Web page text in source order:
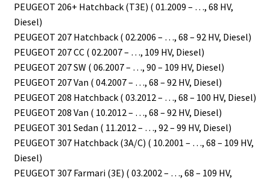
PEUGEOT 206+ Hatchback (T3E) ( 01.2009 – …, 68 HV,
Diesel)
PEUGEOT 207 Hatchback ( 02.2006 – …, 68 – 92 HV, Diesel)
PEUGEOT 207 CC ( 02.2007 – …, 109 HV, Diesel)
PEUGEOT 207 SW ( 06.2007 – …, 90 – 109 HV, Diesel)
PEUGEOT 207 Van ( 04.2007 – …, 68 – 92 HV, Diesel)
PEUGEOT 208 Hatchback ( 03.2012 – …, 68 – 100 HV, Diesel)
PEUGEOT 208 Van ( 10.2012 – …, 68 – 92 HV, Diesel)
PEUGEOT 301 Sedan ( 11.2012 – …, 92 – 99 HV, Diesel)
PEUGEOT 307 Hatchback (3A/C) ( 10.2001 – …, 68 – 109 HV,
Diesel)
PEUGEOT 307 Farmari (3E) ( 03.2002 – …, 68 – 109 HV,